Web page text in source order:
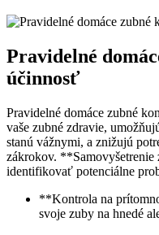
Pravidelné
účinnosť
Pravidelné domáce zubné
vaše zubné zdravie,
stanú vážnymi, a znižujú
zákrokov.
identifikovať potenciálne
**Kontrola na
⁢svoje zuby na hnedé